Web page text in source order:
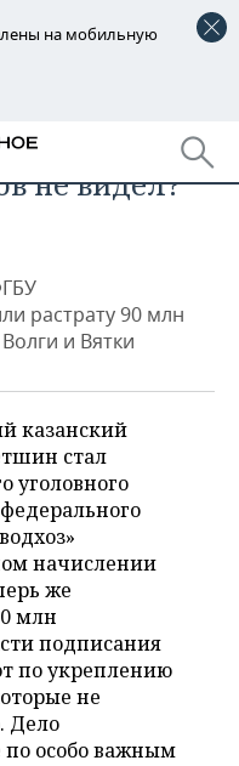
на мобильную
на
не видел?
растрату 90 млн
и Вятки
казанский
стал
уголовного
начислении
же
млн
подписания
по укреплению
не
Дело
по особо важным